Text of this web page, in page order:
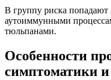
В группу риска попадают
аутоиммунными
тюльпанами.
Особенности
симптоматики и